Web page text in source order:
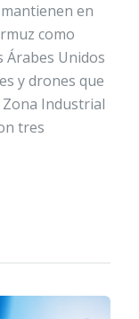
en
como
Árabes Unidos
y drones que
Industrial
tres